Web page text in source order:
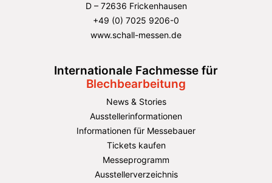
D – 72636 Frickenhausen
+49 (0) 7025 9206-0
www.schall-messen.de
Internationale Fachmesse für
Blechbearbeitung
News & Stories
Ausstellerinformationen
Informationen für Messebauer
Tickets kaufen
Messeprogramm
Ausstellerverzeichnis